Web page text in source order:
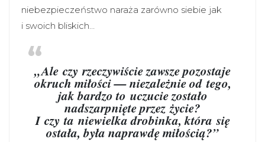
niebezpieczeństwo naraża zarówno siebie jak
i swoich bliskich…
„Ale czy rzeczywiście zawsze pozostaje
okruch miłości — niezależnie od tego,
jak bardzo to uczucie zostało
nadszarpnięte przez życie?
I czy ta niewielka drobinka, która się
ostała, była naprawdę miłością?”